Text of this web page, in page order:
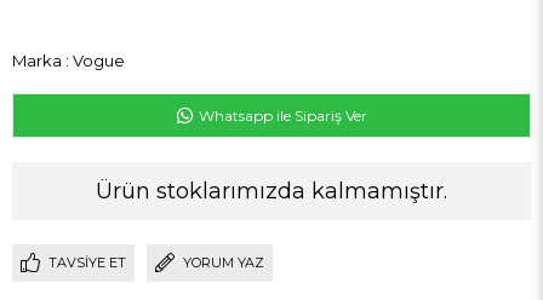
Marka : Vogue
Whatsapp ile Sipariş Ver
Ürün stoklarımızda kalmamıştır.
TAVSIYE ET YORUM YAZ